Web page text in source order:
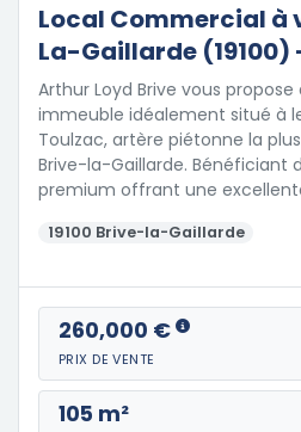
Local Commercial à
La-Gaillarde (19100)
Arthur Loyd Brive vous
immeuble idéalement situé à
Toulzac, artère piétonne la
Brive-la-Gaillarde. Bénéficiant
premium offrant une
19100 Brive-la-Gaillarde
260,000 €
PRIX DE VENTE
105 m²